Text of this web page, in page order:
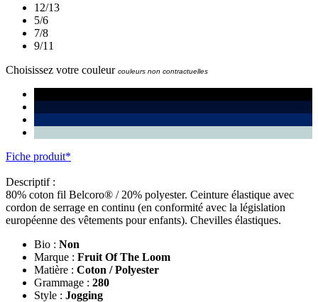
12/13
5/6
7/8
9/11
Choisissez votre couleur couleurs non contractuelles
Fiche produit*
Descriptif :
80% coton fil Belcoro® / 20% polyester. Ceinture élastique avec
cordon de serrage en continu (en conformité avec la législation
européenne des vêtements pour enfants). Chevilles élastiques.
Bio : Non
Marque : Fruit Of The Loom
Matière : Coton / Polyester
Grammage : 280
Style : Jogging